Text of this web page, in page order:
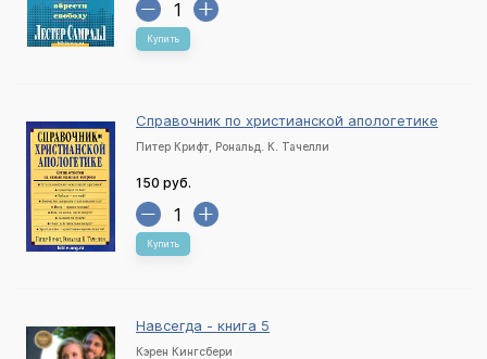
Купить
Справочник по христианской апологетике
Питер Крифт, Рональд. К. Тачелли
150 руб.
Купить
Навсегда - книга 5
Кэрен Кингсбери